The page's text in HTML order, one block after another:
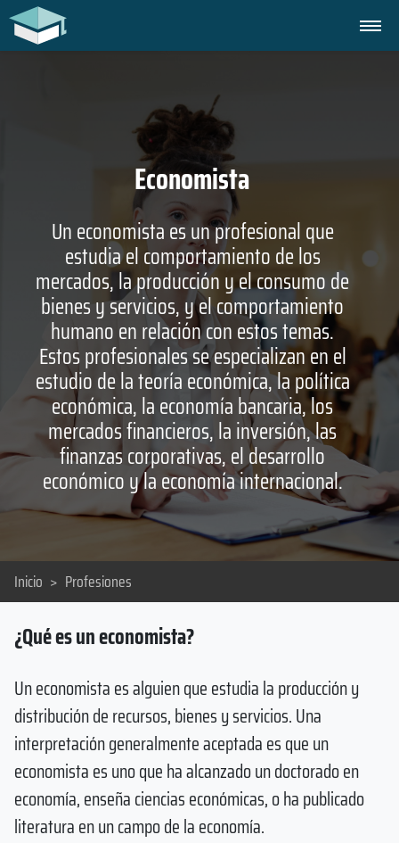
Economista
Un economista es un profesional que
estudia el comportamiento de los
mercados, la producción y el consumo de
bienes y servicios, y el comportamiento
humano en relación con estos temas.
Estos profesionales se especializan en el
estudio de la teoría económica, la política
económica, la economía bancaria, los
mercados financieros, la inversión, las
finanzas corporativas, el desarrollo
económico y la economía internacional.
Inicio > Profesiones
¿Qué es un economista?
Un economista es alguien que estudia la producción y
distribución de recursos, bienes y servicios. Una
interpretación generalmente aceptada es que un
economista es uno que ha alcanzado un doctorado en
economía, enseña ciencias económicas, o ha publicado
literatura en un campo de la economía.